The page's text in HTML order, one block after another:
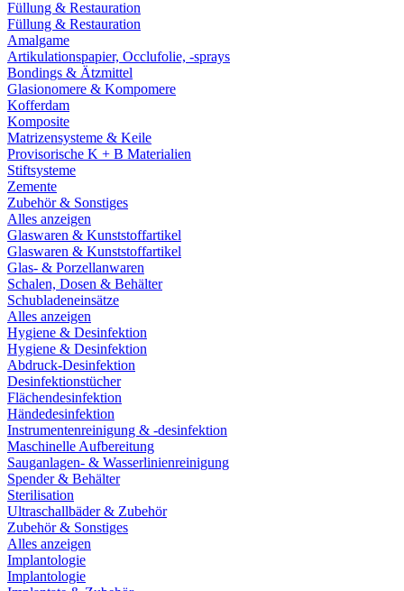
Füllung & Restauration
Füllung & Restauration
Amalgame
Artikulationspapier, Occlufolie, -sprays
Bondings & Ätzmittel
Glasionomere & Kompomere
Kofferdam
Komposite
Matrizensysteme & Keile
Provisorische K + B Materialien
Stiftsysteme
Zemente
Zubehör & Sonstiges
Alles anzeigen
Glaswaren & Kunststoffartikel
Glaswaren & Kunststoffartikel
Glas- & Porzellanwaren
Schalen, Dosen & Behälter
Schubladeneinsätze
Alles anzeigen
Hygiene & Desinfektion
Hygiene & Desinfektion
Abdruck-Desinfektion
Desinfektionstücher
Flächendesinfektion
Händedesinfektion
Instrumentenreinigung & -desinfektion
Maschinelle Aufbereitung
Sauganlagen- & Wasserlinienreinigung
Spender & Behälter
Sterilisation
Ultraschallbäder & Zubehör
Zubehör & Sonstiges
Alles anzeigen
Implantologie
Implantologie